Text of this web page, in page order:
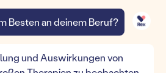
Besten an deinem Beruf?
und Auswirkungen von